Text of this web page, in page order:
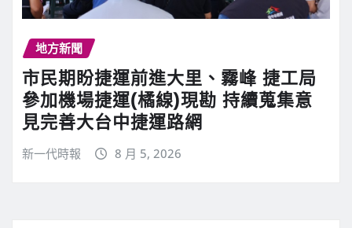
地方新聞
市民期盼捷運前進大里、霧峰 捷工局
參加機場捷運(橘線)現勘 持續蒐集意
見完善大台中捷運路網
新一代時報 8 月 5, 2026